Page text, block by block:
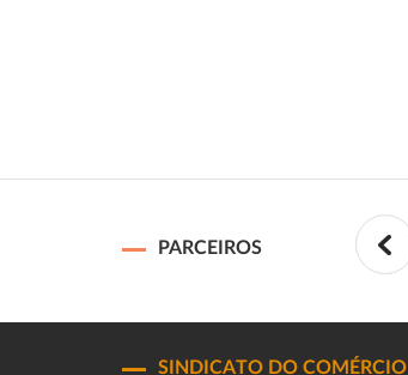
PARCEIROS
SINDICATO DO COMÉRCIO